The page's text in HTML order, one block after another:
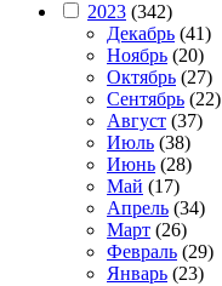
2023 (342)
Декабрь (41)
Ноябрь (20)
Октябрь (27)
Сентябрь (22)
Август (37)
Июль (38)
Июнь (28)
Май (17)
Апрель (34)
Март (26)
Февраль (29)
Январь (23)